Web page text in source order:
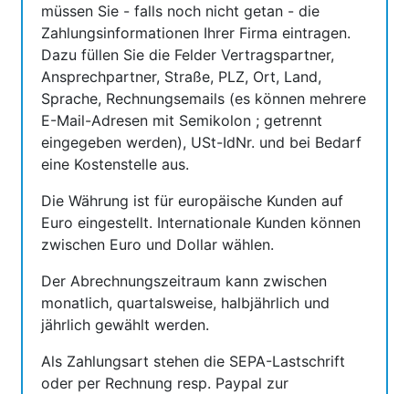
müssen Sie - falls noch nicht getan - die
Zahlungsinformationen Ihrer Firma eintragen.
Dazu füllen Sie die Felder Vertragspartner,
Ansprechpartner, Straße, PLZ, Ort, Land,
Sprache, Rechnungsemails (es können mehrere
E-Mail-Adresen mit Semikolon ; getrennt
eingegeben werden), USt-IdNr. und bei Bedarf
eine Kostenstelle aus.
Die Währung ist für europäische Kunden auf
Euro eingestellt. Internationale Kunden können
zwischen Euro und Dollar wählen.
Der Abrechnungszeitraum kann zwischen
monatlich, quartalsweise, halbjährlich und
jährlich gewählt werden.
Als Zahlungsart stehen die SEPA-Lastschrift
oder per Rechnung resp. Paypal zur